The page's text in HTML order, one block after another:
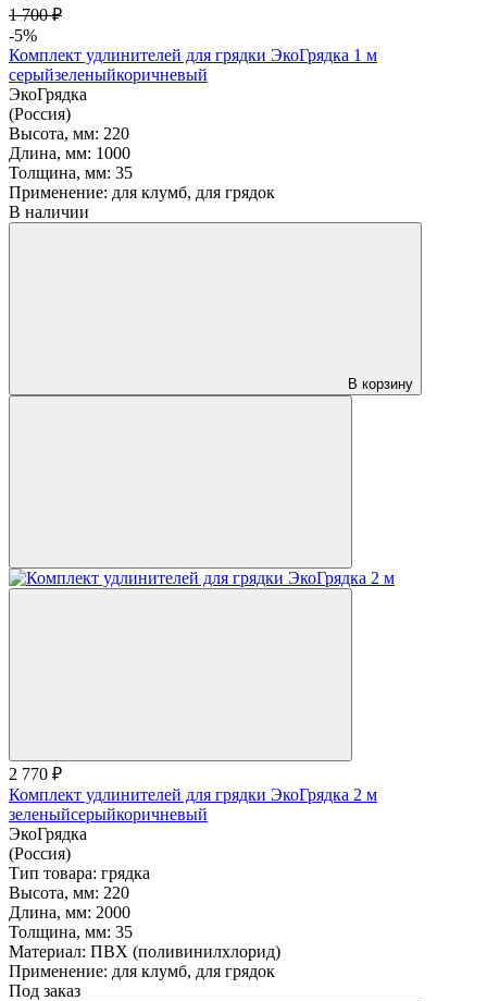
1 700 ₽
-5%
Комплект удлинителей для грядки ЭкоГрядка 1 м
серыйзеленыйкоричневый
ЭкоГрядка
(Россия)
Высота, мм: 220
Длина, мм: 1000
Толщина, мм: 35
Применение: для клумб, для грядок
В наличии
В корзину
2 770 ₽
Комплект удлинителей для грядки ЭкоГрядка 2 м
зеленыйсерыйкоричневый
ЭкоГрядка
(Россия)
Тип товара: грядка
Высота, мм: 220
Длина, мм: 2000
Толщина, мм: 35
Материал: ПВХ (поливинилхлорид)
Применение: для клумб, для грядок
Под заказ